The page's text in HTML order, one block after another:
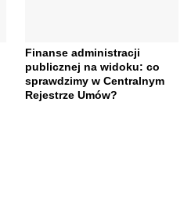
Finanse administracji
publicznej na widoku: co
sprawdzimy w Centralnym
Rejestrze Umów?